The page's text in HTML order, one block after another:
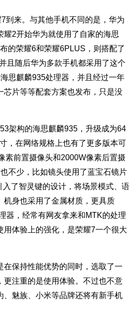
到来。与其他手机不同的是，华为
2开始华为就使用了自家的海思
的荣耀6和荣耀6PLUS，则搭配了
且随后华为多款手机都采用了这个
思麒麟935处理器，并且经过一年
片等等配套方案也发布，只是没
架构的海思麒麟935，升级成为64
，在网络规格上也有了更多版本可
素前置摄像头和2000W像素后置摄
不少，比如镜头使用了蓝宝石镜片
了智灵键的设计，将场景模式、语
机身也采用了金属材质，更具质
器，经常有网友拿来和MTK的处理
体验上的强化，是荣耀7一个很大
在保持性能优势的同时，选取了一
注重的是使用体验。不过也不意
魅族、小米等品牌还将有新手机